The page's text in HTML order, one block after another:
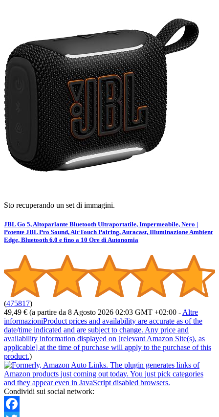
Sto recuperando un set di immagini.
JBL Go 5, Altoparlante Bluetooth Ultraportatile, Impermeabile, Nero |
Potente JBL Pro Sound, AirTouch Pairing, Auracast, Illuminazione Ambient
Edge, Bluetooth 6.0 e fino a 10 Ore di Autonomia
(475817)
49,49 € (a partire da 8 Agosto 2026 02:03 GMT +02:00 - Altre
informazioniProduct prices and availability are accurate as of the
date/time indicated and are subject to change. Any price and
availability information displayed on [relevant Amazon Site(s), as
applicable] at the time of purchase will apply to the purchase of this
product.)
Condividi sui social network: